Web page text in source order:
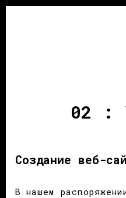
02 :
Создание веб-
В нашем